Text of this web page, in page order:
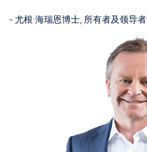
- 尤根∙海瑞恩博士, 所有者及领导者